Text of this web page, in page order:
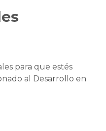
para que estés
al Desarrollo en